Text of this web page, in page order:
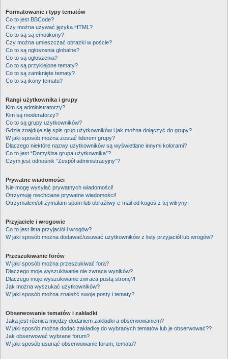
Formatowanie i typy tematów
Co to jest BBCode?
Czy można używać języka HTML?
Co to są są emotikony?
Czy można umieszczać obrazki w poście?
Co to są ogłoszenia globalne?
Co to są ogłoszenia?
Co to są przyklejone tematy?
Co to są zamknięte tematy?
Co to są ikony tematu?
Rangi użytkownika i grupy
Kim są administratorzy?
Kim są moderatorzy?
Co to są grupy użytkowników?
Gdzie znajduje się spis grup użytkowników i jak można dołączyć do grupy?
W jaki sposób można zostać liderem grupy?
Dlaczego niektóre nazwy użytkowników są wyświetlane innymi kolorami?
Co to jest “Domyślna grupa użytkownika”?
Czym jest odnośnik “Zespół administracyjny”?
Prywatne wiadomości
Nie mogę wysyłać prywatnych wiadomości!
Otrzymuję niechciane prywatne wiadomości!
Otrzymałem/otrzymałam spam lub obraźliwy e-mail od kogoś z tej witryny!
Przyjaciele i wrogowie
Co to jest lista przyjaciół i wrogów?
W jaki sposób można dodawać/usuwać użytkowników z listy przyjaciół lub wrogów?
Przeszukiwanie forów
W jaki sposób można przeszukiwać fora?
Dlaczego moje wyszukiwanie nie zwraca wyników?
Dlaczego moje wyszukiwanie zwraca pustą stronę?!
Jak można wyszukać użytkowników?
W jaki sposób można znaleźć swoje posty i tematy?
Obserwowanie tematów i zakładki
Jaka jest różnica między dodaniem zakładki a obserwowaniem?
W jaki sposób można dodać zakładkę do wybranych tematów lub je obserwować??
Jak obserwować wybrane forum?
W jaki sposób usunąć obserwowanie forum, tematu?